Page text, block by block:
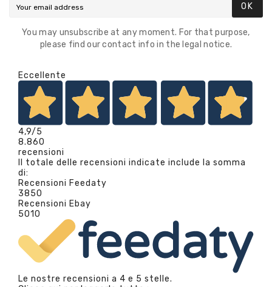
OK
You may unsubscribe at any moment. For that purpose,
please find our contact info in the legal notice.
Eccellente
4,9/5
8.860
recensioni
Il totale delle recensioni indicate include la somma
di:
Recensioni Feedaty
3850
Recensioni Ebay
5010
Le nostre recensioni a 4 e 5 stelle.